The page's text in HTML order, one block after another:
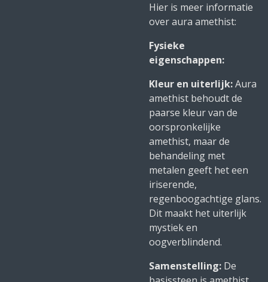
Hier is meer informatie
over aura amethist:
Fysieke
eigenschappen:
Kleur en uiterlijk:Aura
amethist behoudt de
paarse kleur van de
oorspronkelijke
amethist, maar de
behandeling met
metalen geeft het een
iriserende,
regenboogachtige glans.
Dit maakt het uiterlijk
mystiek en
oogverblindend.
Samenstelling: De